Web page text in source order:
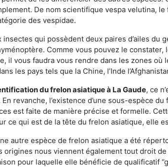
De nom scientifique vespa velutina,
des vespidae.
insectes qui possèdent deux paires d’ailes
Comme vous pouvez le
il vous faudra vous rendre dans les zones
les pays tels que la Chine, l’Inde
du frelon asiatiqueà La Gaude, ce
revanche, l’existence d’une sous-espèce
est faite de manière précise et formelle.
ce qui est de la tête du frelon asiatique, elle
autre espèce de frelon asiatique a été
origines nous viennent également tout droit
pour laquelle elle bénéficie de qualificatif